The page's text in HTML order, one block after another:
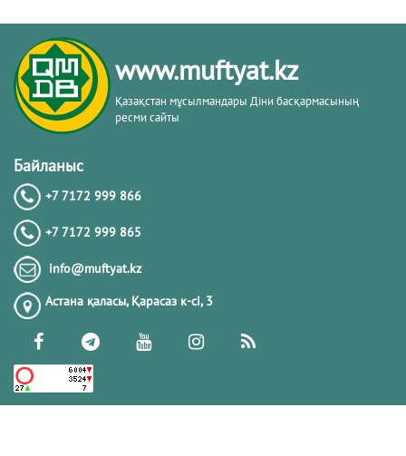
Жүрек сырлары 2-дәріс. Тәубе
тақырыбы. Әр-рисала әл-Қушайрия
кітабы негізінде
20.02.2026
20.02.2026
РАМАЗАН – РАХЫМ, КЕШІРІМ ЖӘНЕ
ТОЗАҚТАН ҚҰТЫЛУ АЙЫ
19.02.2026 7546
РАМАЗАН ҚАРСАҢЫНДАҒЫ
www.muftyat.kz
Қазақстан мұсылмандары Діни басқармасының
ресми сайты
Байланыс
+7 7172 999 866
+7 7172 999 865
info@muftyat.kz
Астана қаласы, Қарасаз к-сi, 3